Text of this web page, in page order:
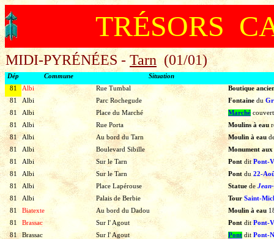
TRÉSORS
MIDI-PYRÉNÉES -Tarn (01/01)
Dép Commune
Situation
81
Albi Rue Tumbal
Boutique
81
Albi Parc Rochegude Fontaine du
81
Albi Place du Marché Marché couvert
81
Albi Rue Porta Moulins à eau
81
Albi Au bord du Tarn Moulin à eau
81
Albi Boulevard Sibille
Monument
81
Albi Sur le Tarn Pont ditPont-
81
Albi Sur le Tarn Pont du 22-
81
Albi Place Lapérouse Statue de
81
Albi Palais de Berbie Tour Saint-
81
Biatexte Au bord du Dadou Moulin à eau
81
Brassac Sur l' Agout Pont ditPont-
81
Brassac Sur l' Agout Pont dit Pont-